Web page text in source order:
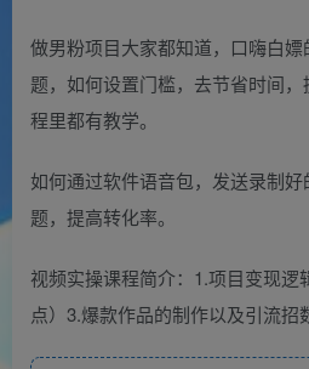
做男粉项目大家都知道，口嗨白
题，如何设置门槛，去节省时间
程里都有教学。
如何通过软件语音包，发送录制
题，提高转化率。
视频实操课程简介：1.项目变现逻
点）3.爆款作品的制作以及引流招